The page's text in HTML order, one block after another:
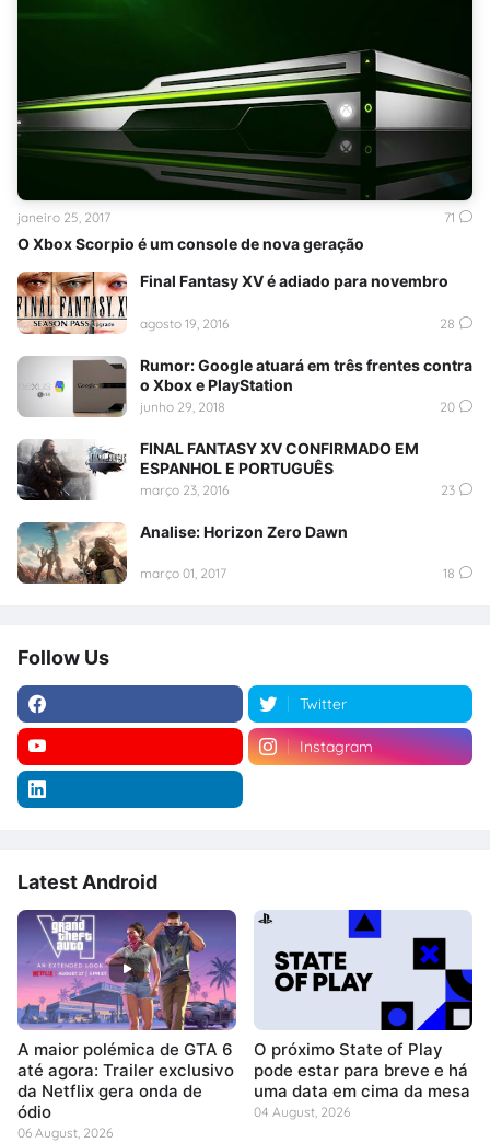
O Xbox Scorpio é um console de nova geração
janeiro 25, 2017 71
Final Fantasy XV é adiado para novembro
agosto 19, 2016 28
Rumor: Google atuará em três frentes contra
o Xbox e PlayStation
junho 29, 2018 20
FINAL FANTASY XV CONFIRMADO EM
ESPANHOL E PORTUGUÊS
março 23, 2016 23
Analise: Horizon Zero Dawn
março 01, 2017 18
Follow Us
Twitter
Instagram
Latest Android
A maior polémica de GTA 6
até agora: Trailer exclusivo
da Netflix gera onda de
ódio
06 August, 2026
O próximo State of Play
pode estar para breve e há
uma data em cima da mesa
04 August, 2026